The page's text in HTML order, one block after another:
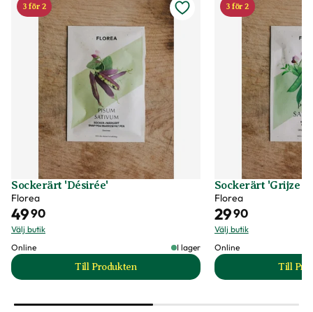
3 för 2
Sockerärt 'Désirée'
Florea
4990
Välj butik
Online
I lager
Till Produkten
till Sockerärt 'Désirée' produktsida
3 för 2
Sockerärt 'Grijze
Florea
2990
Välj butik
Online
Till